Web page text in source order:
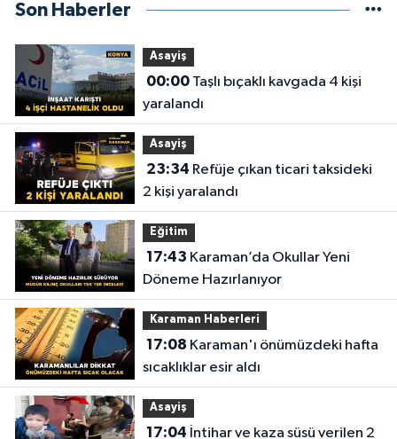
Son Haberler
Asayiş
00:00Taşlı bıçaklı kavgada 4 kişi
yaralandı
Asayiş
23:34
2 kişi yaralandı
Eğitim
17:43
Döneme Hazırlanıyor
Karaman Haberleri
17:08
sıcaklıklar esir aldı
Asayiş
17:04